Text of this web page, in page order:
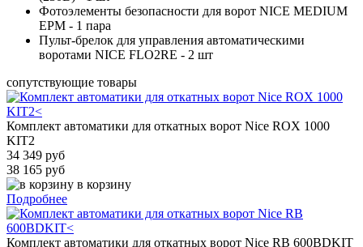
Фотоэлементы безопасности для ворот NICE MEDIUM
EPM - 1 пара
Пульт-брелок для управления автоматическими
воротами NICE FLO2RE - 2 шт
сопутствующие товары
Комплект автоматики для откатных ворот Nice ROX 1000
KIT2
34 349 руб
38 165 руб
в корзину
Подробнее
Комплект автоматики для откатных ворот Nice RB 600BDKIT